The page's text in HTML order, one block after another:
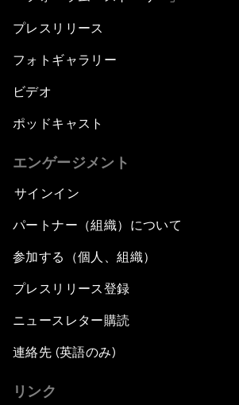
プレスリリース
フォトギャラリー
ビデオ
ポッドキャスト
エンゲージメント
サインイン
パートナー（組織）について
参加する（個人、組織）
プレスリリース登録
ニュースレター購読
連絡先 (英語のみ)
リンク